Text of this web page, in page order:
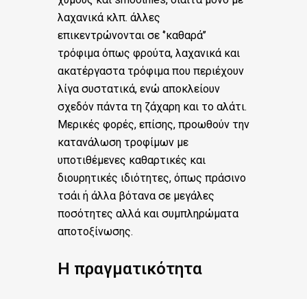
λαχανικά κλπ. άλλες
επικεντρώνονται σε ‘’καθαρά’’
τρόφιμα όπως φρούτα, λαχανικά και
ακατέργαστα τρόφιμα που περιέχουν
λίγα συστατικά, ενώ αποκλείουν
σχεδόν πάντα τη ζάχαρη και το αλάτι.
Μερικές φορές, επίσης, προωθούν την
κατανάλωση τροφίμων με
υποτιθέμενες καθαρτικές και
διουρητικές ιδιότητες, όπως πράσινο
τσάι ή άλλα βότανα σε μεγάλες
ποσότητες αλλά και συμπληρώματα
αποτοξίνωσης.
Η πραγματικότητα